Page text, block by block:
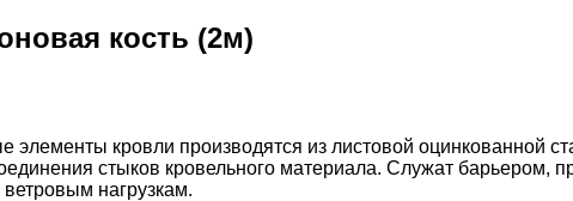
кость (2м)
кровли производятся из листовой оцинкованной
стыков кровельного материала. Служат
нагрузкам.